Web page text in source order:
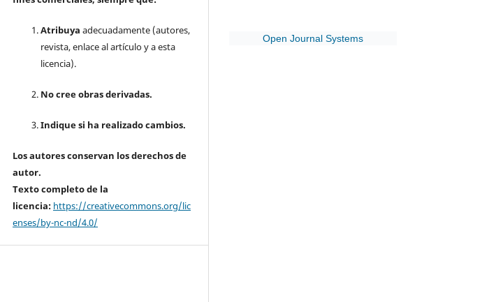
Atribuya adecuadamente (autores,
revista, enlace al artículo y a esta
licencia).
No cree obras derivadas.
Indique si ha realizado cambios.
Los autores conservan los derechos de
autor.
Texto completo de la
licencia: https://creativecommons.org/lic
enses/by-nc-nd/4.0/
Open Journal Systems